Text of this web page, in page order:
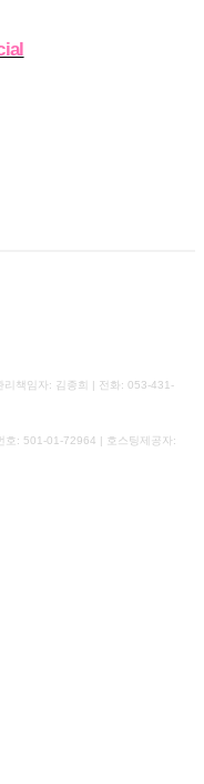
리책임자: 김종희 | 전화: 053-431-
호: 501-01-72964 | 호스팅제공자: